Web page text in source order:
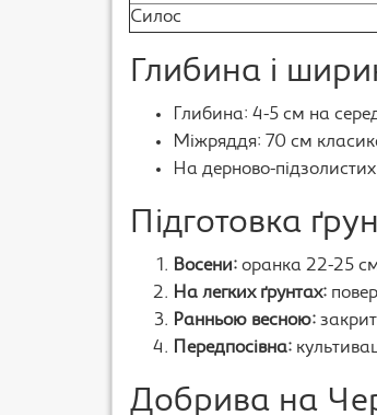
Силос
Глибина і
Глибина: 4-5 см на
Міжряддя: 70 см
На дерново-
Підготовка
Восени: оранка 22-25
На легких ґрунтах:
Ранньою весною:
Передпосівна:
Добрива на